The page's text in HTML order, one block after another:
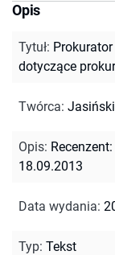
Opis
Tytuł:
dotyczące
Twórca:
Opis:
18.09.2013
Data wydania:
Typ: Tekst